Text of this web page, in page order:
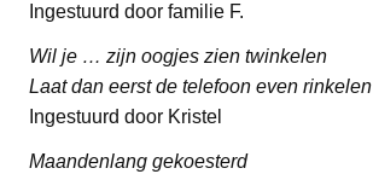
Ingestuurd door familie F.
Wil je … zijn oogjes zien twinkelen
Laat dan eerst de telefoon even rinkelen
Ingestuurd door Kristel
Maandenlang gekoesterd